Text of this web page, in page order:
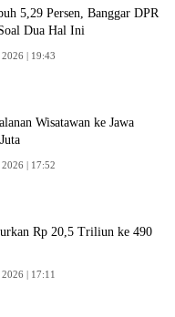
5,29 Persen, Banggar DPR
Dua Hal Ini
| 19:43
Wisatawan ke Jawa
| 17:52
Rp 20,5 Triliun ke 490
| 17:11